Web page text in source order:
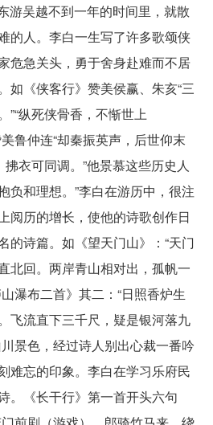
游吴越不到一年的时间里，就散
的人。李白一生写了许多歌颂侠
危急关头，勇于舍身赴难而不居
如《侠客行》赞美侯赢、朱亥“三
”“纵死侠骨香，不惭世上
鲁仲连“却秦振英声，后世仰末
拂衣可同调。”他景慕这些历史人
负和理想。”李白在游历中，很注
阅历的增长，使他的诗歌创作日
的诗篇。如《望天门山》：“天门
北回。两岸青山相对出，孤帆一
瀑布二首》其二：“日照香炉生
飞流直下三千尺，疑是银河落九
景色，经过诗人别出心裁一番吟
难忘的印象。李白在学习乐府民
。《长干行》第一首开头六句